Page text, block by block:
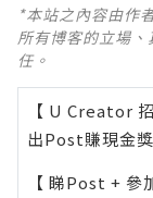
*本站之內容由作
所有博客的立場
任。
【 U Creator 招
出Post賺現金
【 睇Post + 參